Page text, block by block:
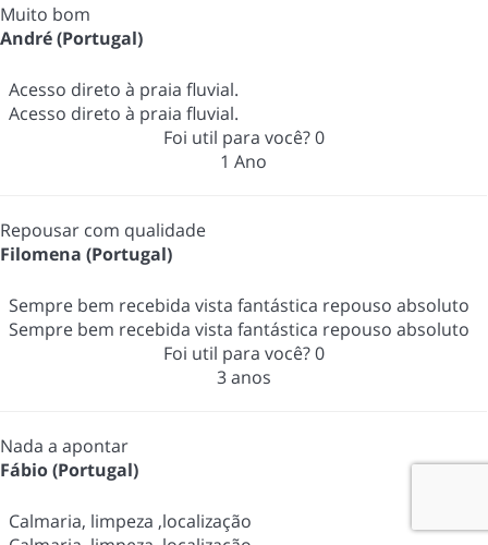
Muito bom
André (Portugal)
Acesso direto à praia fluvial.
Acesso direto à praia fluvial.
Foi util para você?0
1 Ano
Repousar com qualidade
Filomena (Portugal)
Sempre bem recebida vista fantástica repouso absoluto
Sempre bem recebida vista fantástica repouso absoluto
Foi util para você?0
3 anos
Nada a apontar
Fábio (Portugal)
Calmaria, limpeza ,localização